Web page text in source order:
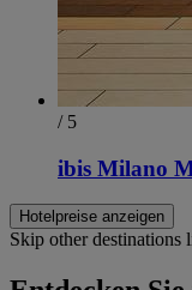
/ 5
ibis Milano
Hotelpreise anzeigen
Skip other destinations